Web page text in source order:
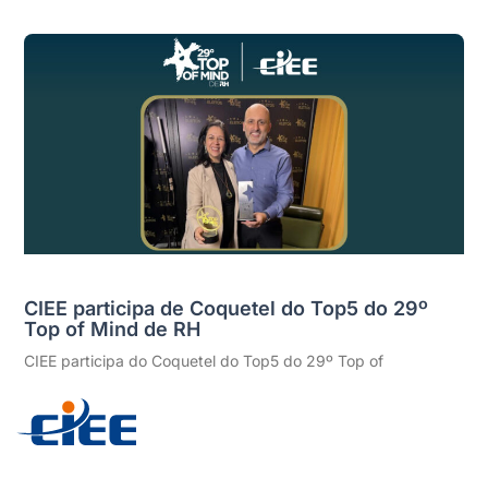
CIEE participa de Coquetel do Top5 do 29º
Top of Mind de RH
CIEE participa do Coquetel do Top5 do 29º Top of